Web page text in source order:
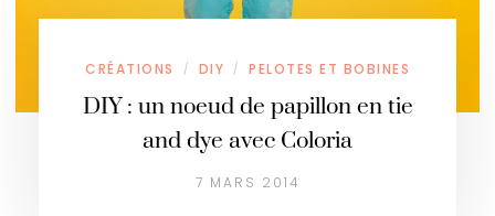
CRÉATIONS / DIY / PELOTES ET BOBINES
DIY : un noeud de papillon en tie
and dye avec Coloria
7 MARS 2014